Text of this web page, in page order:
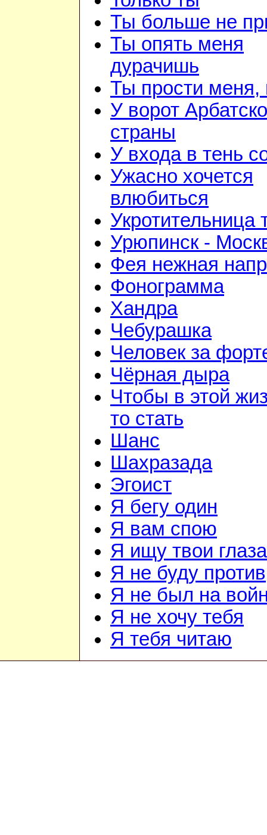
Ты больше не
Ты опять меня
дурачишь
Ты прости
У ворот
страны
У входа в тень
Ужасно хочется
влюбиться
Укротительница
Урюпинск -
Фея нежная
Фонограмма
Хандра
Чебурашка
Человек за
Чёрная дыра
Чтобы в этой
то стать
Шанс
Шахразада
Эгоист
Я бегу один
Я вам спою
Я ищу твои глаза
Я не буду против
Я не был на
Я не хочу тебя
Я тебя читаю